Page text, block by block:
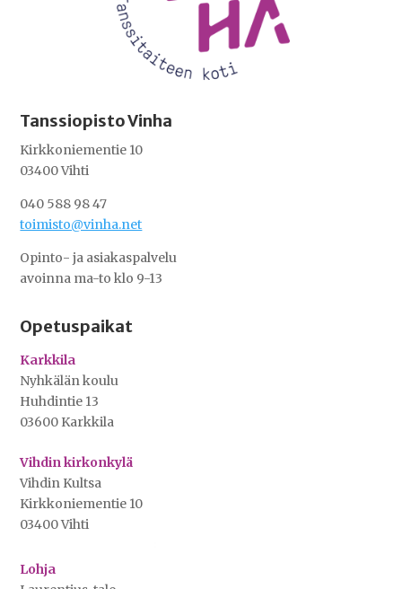
Tanssiopisto Vinha
Kirkkoniementie 10
03400 Vihti
040 588 98 47
toimisto@vinha.net
Opinto- ja asiakaspalvelu
avoinna ma-to klo 9-13
Opetuspaikat
Karkkila
Nyhkälän koulu
Huhdintie 13
03600 Karkkila
Vihdin kirkonkylä
Vihdin Kultsa
Kirkkoniementie 10
03400 Vihti
Lohja